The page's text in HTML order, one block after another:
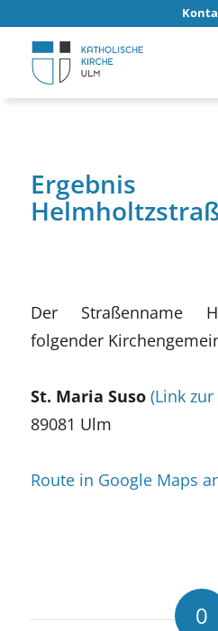
Der Straßenname
folgender
St. Maria Suso (Link
89081 Ulm
Route in Google Maps
0